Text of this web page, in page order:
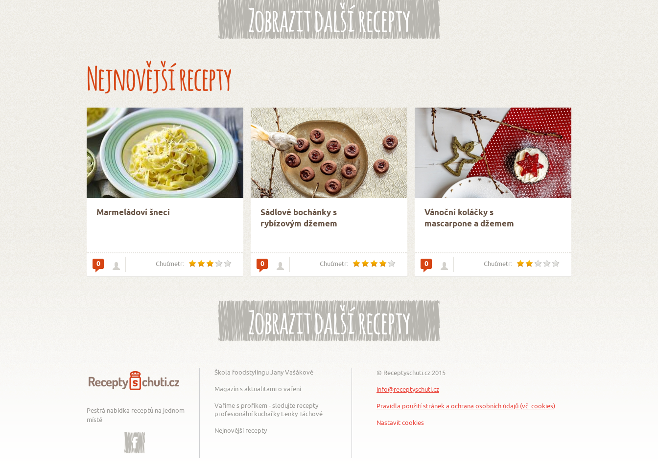
Zobrazit další recepty
Nejnovější recepty
Marmeládoví šneci
0 Chuťmetr:
Sádlové bochánky s
rybízovým džemem
0 Chuťmetr:
Vánoční koláčky s
mascarpone a džemem
0 Chuťmetr:
Zobrazit další recepty
Pestrá nabídka receptů na jednom
místě
Facebook
Škola foodstylingu Jany Vašákové
Magazín s aktualitami o vaření
Vaříme s profíkem - sledujte recepty
profesionální kuchařky Lenky Táchové
Nejnovější recepty
© Receptyschuti.cz 2015
info@receptyschuti.cz
Pravidla použití stránek a ochrana osobních údajů (vč. cookies)
Nastavit cookies